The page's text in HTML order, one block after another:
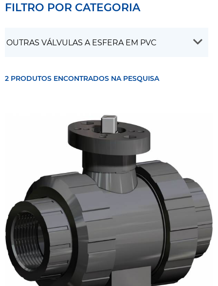
FILTRO POR CATEGORIA
2 PRODUTOS ENCONTRADOS NA PESQUISA